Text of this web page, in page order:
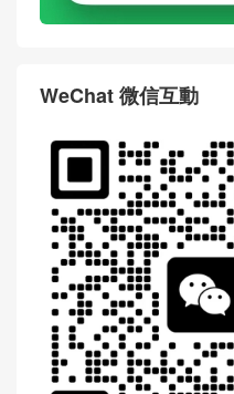
WeChat 微信互動